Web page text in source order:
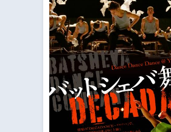
・ イベント一覧
・ イベントカレンダー
休館中の県民ホールについて
・ 施設概要
・ パイプオルガン
神奈川県立県民ホールSNS
​​​​​​​​​​​​​神奈川県立県民ホール